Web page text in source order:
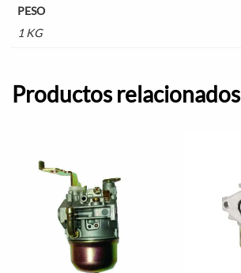
PESO
1 KG
Productos relacionados